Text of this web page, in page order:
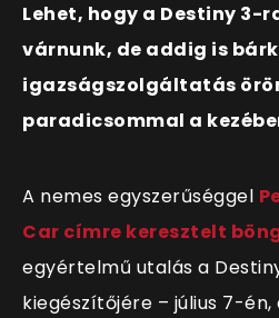
Lehet, hogy a Destiny 3-
várnunk, de addig is
igazságszolgáltatás
paradicsommal a
A nemes egyszerűséggel
Car címre keresztelt
egyértelmű utalás a
kiegészítőjére – július 7-